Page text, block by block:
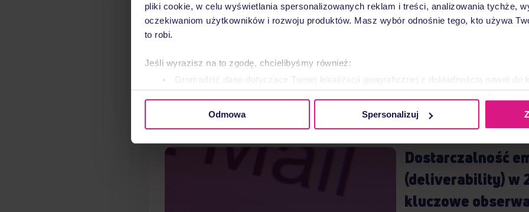
pliki cookie, w celu wyświetlania spersonalizowanych reklam i treści, analizowania tychże,
oczekiwaniom użytkowników i rozwoju produktów. Masz wybór odnośnie tego, kto używa
to robi.
Jeśli wyrazisz na to zgodę, chcielibyśmy również:
Gromadzić dane dotyczące Twojej lokalizacji geograficznej z dokładnością nawet do
Identyfikować Twoje urządzenie, aktywnie analizując charakteryzującego je zbiory
Wykorzystujemy pliki cookie do spersonalizowania treści i reklam, aby oferować funkcje
ruch w naszej witrynie. Informacje o tym, jak korzystasz z naszej witryny, udostępniamy
reklamowym i analitycznym. Partnerzy mogą połączyć te informacje z innymi danymi
Odmowa Spersonalizuj
jak go
bezpośrednich sposobów
Dostarczalność
(deliverability) w
kluczowe